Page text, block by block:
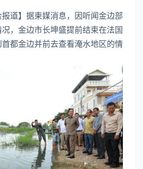
报道】据柬媒消息，因听闻金边部
，金边市长坤盛提前结束在法国
都金边并前去查看淹水地区的情